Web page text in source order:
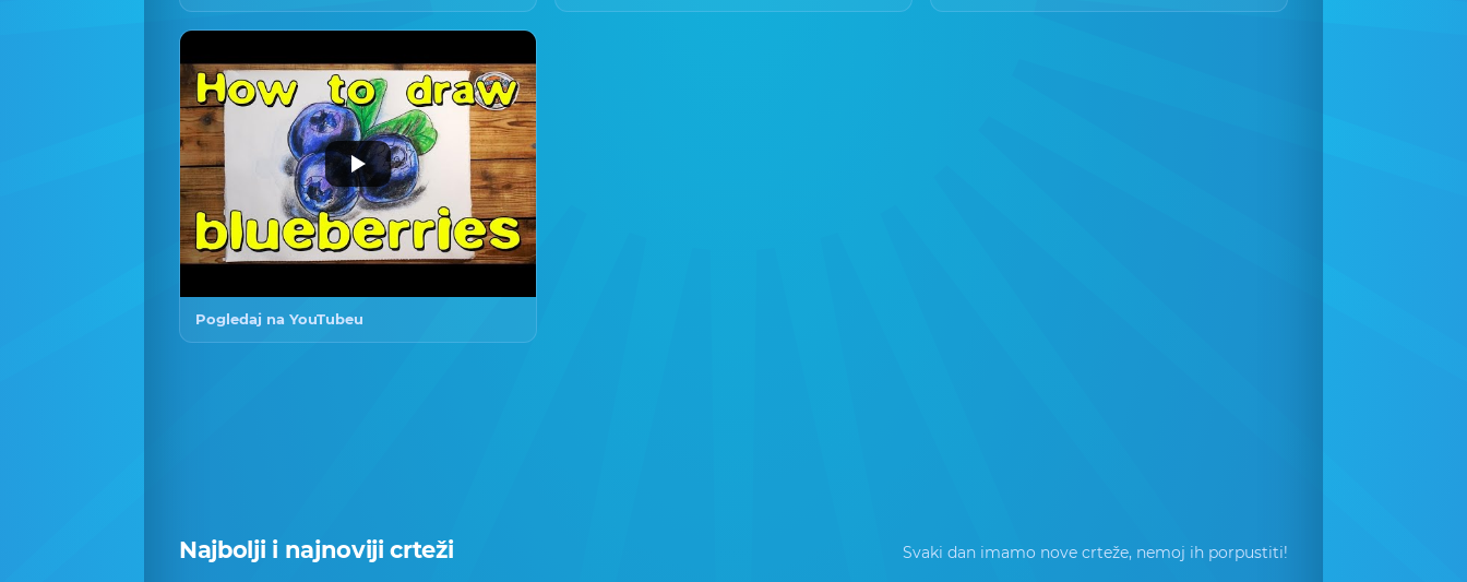
Pogledaj na YouTubeu
Najbolji i najnoviji crteži Svaki dan imamo nove crteže, nemoj ih porpustiti!